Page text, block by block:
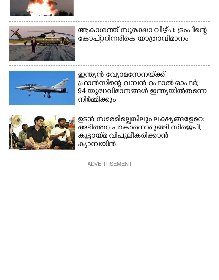
ആകാശത്ത് സുരക്ഷാ വീഴ്‌ച: ട്രംപിന്റെ
കോ‌പ്‌റ്ററിനരികെ യാത്രാവിമാനം
ഇന്ത്യൻ വ്യോമസേനയ്‌ക്ക്
ഫ്രാൻസിന്റെ വമ്പൻ റഫാൽ ഓഫർ;
94 യുദ്ധവിമാനങ്ങൾ ഇന്ത്യയിൽതന്നെ
നിർ‌മ്മിക്കും
ഉടൻ സമരമില്ലെങ്കിലും ലക്ഷ്യങ്ങളേറെ:
അടിത്തറ പാകാനൊരുങ്ങി സിജെപി,​
കൂട്ടായ്മ വിപുലീകരിക്കാൻ
ക്യാമ്പയിൻ
ADVERTISEMENT